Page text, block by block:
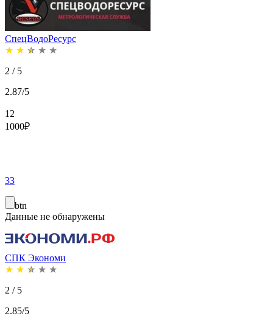
СпецВодоРесурс
★ ★ ★ ★ ★
2 / 5
2.87/5
12
1000₽
33
btn
Данные не обнаружены
СПК Экономи
★ ★ ★ ★ ★
2 / 5
2.85/5